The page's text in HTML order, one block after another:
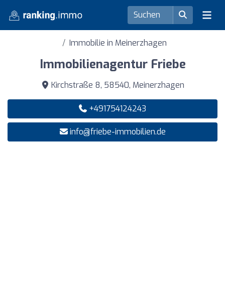
Immobilie in Meinerzhagen
Immobilienagentur Friebe
Kirchstraße 8, 58540, Meinerzhagen
+491754124243
info@friebe-immobilien.de